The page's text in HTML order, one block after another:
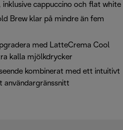
inklusive cappuccino och flat white
Brew klar på mindre än fem
med LatteCrema Cool
kalla mjölkdrycker
kombinerat med ett intuitivt
användargränssnitt